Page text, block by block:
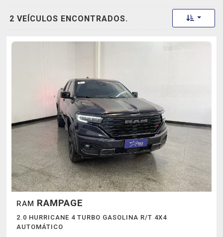
2 VEÍCULOS ENCONTRADOS. Toggle
RAM RAMPAGE
2.0 HURRICANE 4 TURBO GASOLINA R/T 4X4
AUTOMÁTICO